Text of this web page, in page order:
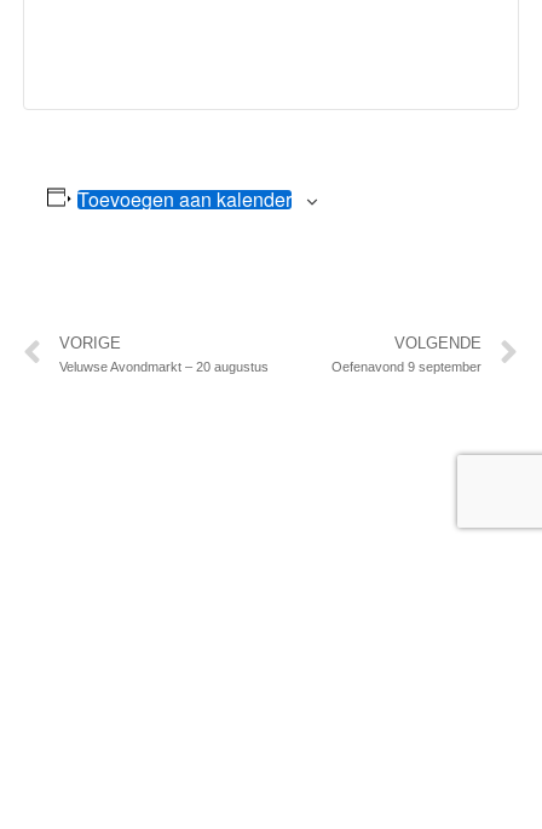
Toevoegen aan kalender
Vorige
VORIGE
Veluwse Avondmarkt – 20 augustus
VOLGENDE
Oefenavond 9 september